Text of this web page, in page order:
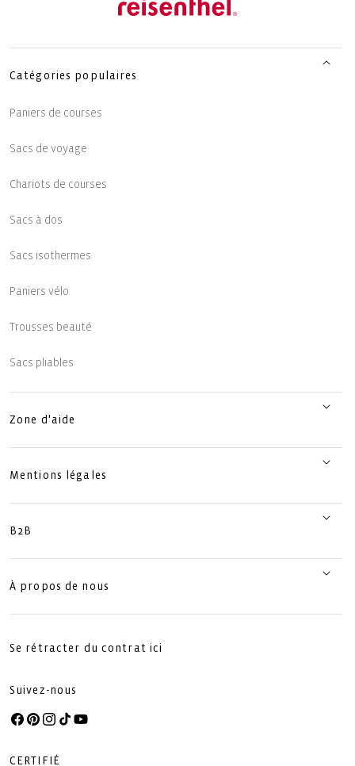
Catégories populaires
Paniers de courses
Sacs de voyage
Chariots de courses
Sacs à dos
Sacs isothermes
Paniers vélo
Trousses beauté
Sacs pliables
Zone d'aide
Mentions légales
B2B
À propos de nous
Se rétracter du contrat ici
Suivez-nous
Facebook
Pinterest
Instagram
TikTokYouTube
CERTIFIÉ